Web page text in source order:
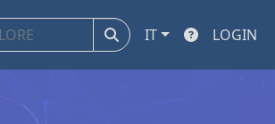
IT LOGIN